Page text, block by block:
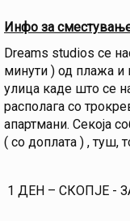
Инфо за
Dreams studios се
минути ) од плажа и
улица каде што се
располага со
апартмани. Секоја
( со доплата ) , туш,
1 ДЕН – СКОПЈЕ -